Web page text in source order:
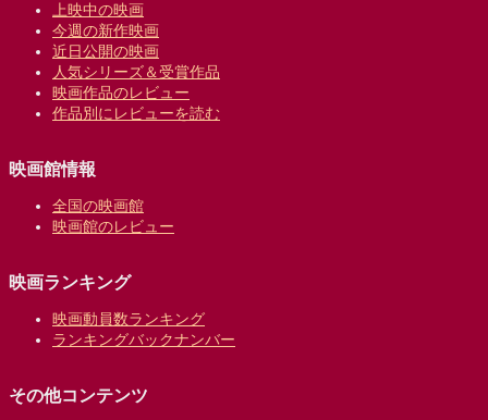
上映中の映画
今週の新作映画
近日公開の映画
人気シリーズ＆受賞作品
映画作品のレビュー
作品別にレビューを読む
映画館情報
全国の映画館
映画館のレビュー
映画ランキング
映画動員数ランキング
ランキングバックナンバー
その他コンテンツ